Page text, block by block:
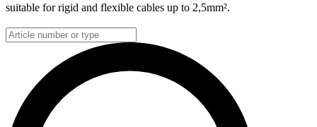
suitable for rigid and flexible cables up to 2,5mm².